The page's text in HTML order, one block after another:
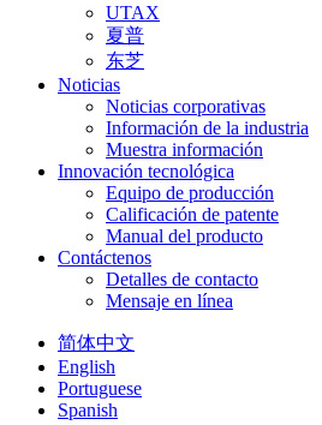
UTAX
夏普
东芝
Noticias
Noticias corporativas
Información de la industria
Muestra información
Innovación tecnológica
Equipo de producción
Calificación de patente
Manual del producto
Contáctenos
Detalles de contacto
Mensaje en línea
简体中文
English
Portuguese
Spanish